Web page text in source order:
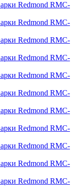
Redmond RMC-
Redmond RMC-
Redmond RMC-
Redmond RMC-
Redmond RMC-
Redmond RMC-
Redmond RMC-
Redmond RMC-
Redmond RMC-
Redmond RMC-
Redmond RMC-